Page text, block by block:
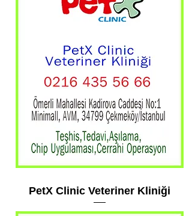
PetX Clinic Veteriner Kliniği